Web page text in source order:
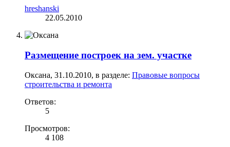
hreshanski
22.05.2010
Размещение построек на зем. участке
Оксана, 31.10.2010, в разделе: Правовые вопросы
строительства и ремонта
Ответов:
5
Просмотров:
4 108